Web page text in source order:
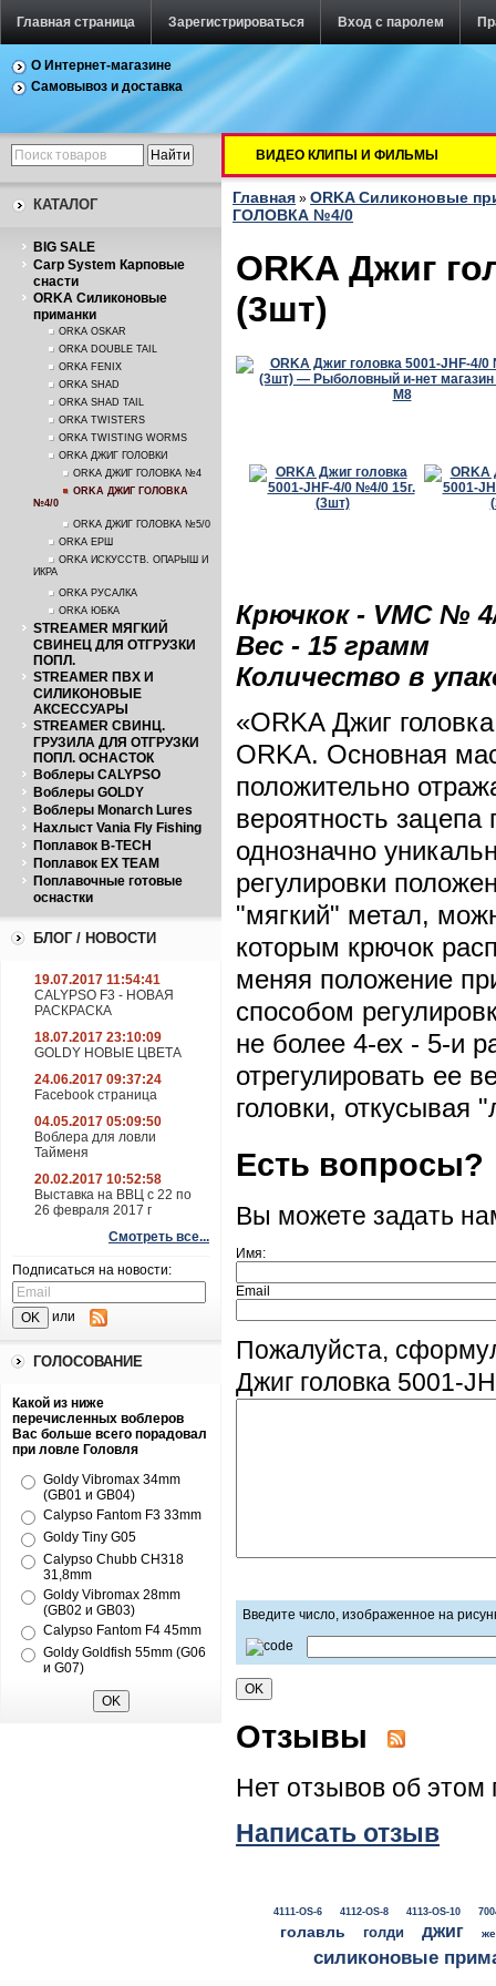
Главная страница Зарегистрироваться Вход с паролем
О Интернет-магазине
Самовывоз и доставка
КАТАЛОГ
BIG SALE
Carp System Карповые
снасти
ORKA Силиконовые
приманки
ORKA OSKAR
ORKA DOUBLE TAIL
ORKA FENIX
ORKA SHAD
ORKA SHAD TAIL
ORKA TWISTERS
ORKA TWISTING WORMS
ORKA ДЖИГ ГОЛОВКИ
ORKA ДЖИГ ГОЛОВКА №4
ORKA ДЖИГ ГОЛОВКА
№4/0
ORKA ДЖИГ ГОЛОВКА №5/0
ORKA ЕРШ
ORKA ИСКУССТВ. ОПАРЫШ И
ИКРА
ORKA РУСАЛКА
ORKA ЮБКА
STREAMER МЯГКИЙ
СВИНЕЦ ДЛЯ ОТГРУЗКИ
ПОПЛ.
STREAMER ПВХ И
СИЛИКОНОВЫЕ
АКСЕССУАРЫ
STREAMER СВИНЦ.
ГРУЗИЛА ДЛЯ ОТГРУЗКИ
ПОПЛ. ОСНАСТОК
Воблеры CALYPSO
Воблеры GOLDY
Воблеры Monarch Lures
Нахлыст Vania Fly Fishing
Поплавок B-TECH
Поплавок EX TEAM
Поплавочные готовые
оснастки
БЛОГ / НОВОСТИ
19.07.2017 11:54:41
CALYPSO F3 - НОВАЯ
РАСКРАСКА
18.07.2017 23:10:09
GOLDY НОВЫЕ ЦВЕТА
24.06.2017 09:37:24
Facebook страница
04.05.2017 05:09:50
Воблера для ловли
Тайменя
20.02.2017 10:52:58
Выставка на ВВЦ с 22 по
26 февраля 2017 г
Смотреть все...
Подписаться на новости:
или
ГОЛОСОВАНИЕ
Какой из ниже
перечисленных воблеров
Вас больше всего порадовал
при ловле Головля
Goldy Vibromax 34mm
(GB01 и GB04)
Calypso Fantom F3 33mm
Goldy Tiny G05
Calypso Chubb CH318
31,8mm
Goldy Vibromax 28mm
(GB02 и GB03)
Calypso Fantom F4 45mm
Goldy Goldfish 55mm (G06
и G07)
ВИДЕО КЛИПЫ И ФИЛЬМЫ
Главная » ORKA Силиконовые
ГОЛОВКА №4/0
ORKA Джиг
(3шт)
Крючкок - VMC №
Вес - 15 грамм
Количество в
«ORKA Джиг
ORKA. Основная
положительно
вероятность
однозначно
регулировки
"мягкий" метал,
которым крючок
меняя положение
способом
не более 4-ех - 5-и
отрегулировать ее
головки, откусывая
Есть вопросы?
Вы можете задать
Имя:
Email
Пожалуйста,
Джиг головка 5001-
Введите число, изображенное на
Отзывы
Нет отзывов об этом
Написать отзыв
4111-OS-6 4112-OS-8 4113-OS-10
голавль голди джиг
силиконовые